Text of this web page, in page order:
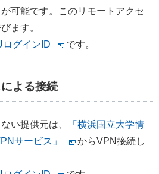
可能です。このリモートアクセ
ます。
ログインID です。
よる接続
い提供元は、
「横浜国立大学情
サービス」
からVPN接続し